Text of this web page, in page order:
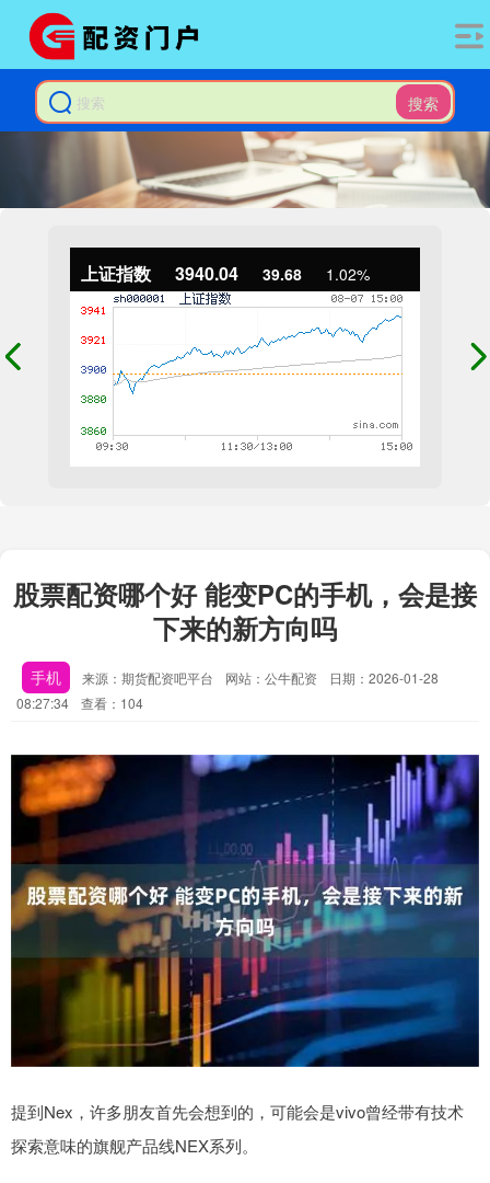
搜索
上证指数 3940.04 39.68 1.02%
股票配资哪个好 能变PC的手机，会是接
下来的新方向吗
手机 来源：期货配资吧平台 网站：公牛配资
日期：2026-01-28
08:27:34
查看：104
提到Nex，许多朋友首先会想到的，可能会是vivo曾经带有技术
探索意味的旗舰产品线NEX系列。